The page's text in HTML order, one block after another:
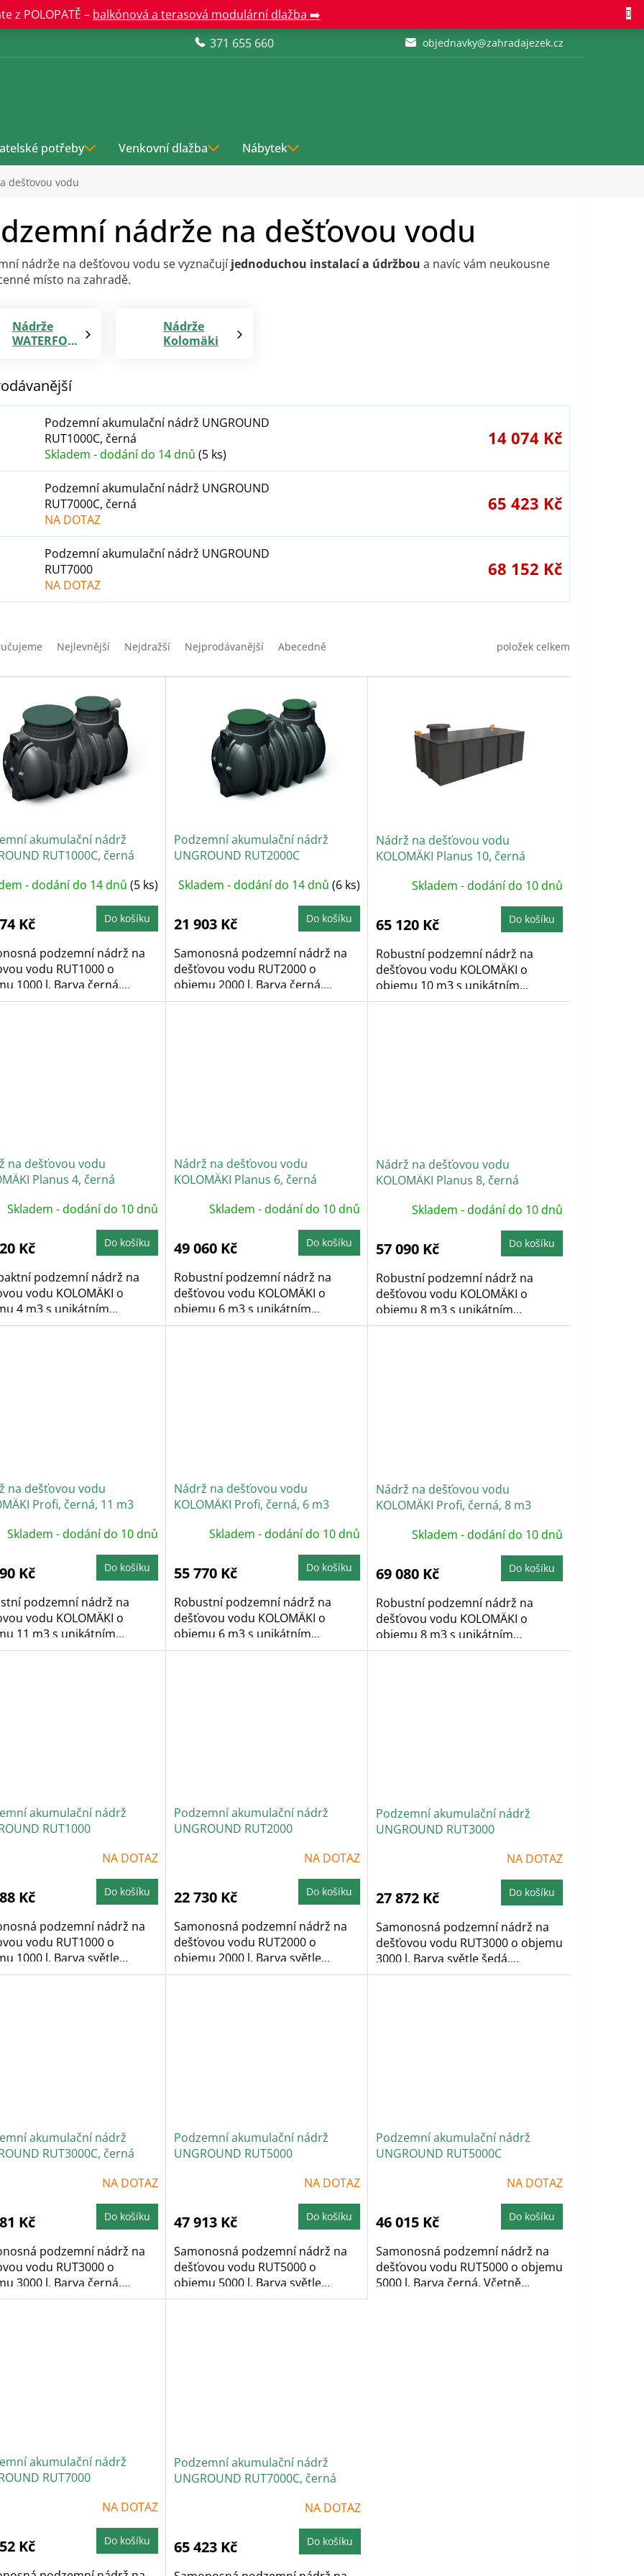
z POLOPATĚ – balkónová a terasová modulární dlažba ➡️
371 655 660
objednavky@zahradajezek.cz
potřeby Venkovní dlažba Nábytek
dešťovou vodu
nádrže na dešťovou vodu
nádrže na dešťovou vodu se vyznačujíjednoduchou instalací a údržbou a navíc vám neukousne
místo na zahradě.
Nádrže
WATERFORM
Nádrže
Kolomäki
Podzemní akumulační nádrž UNGROUND
RUT1000C, černá
Skladem - dodání do 14 dnů (5 ks)
14 074 Kč
Podzemní akumulační nádrž UNGROUND
RUT7000C, černá
NA DOTAZ
65 423 Kč
Podzemní akumulační nádrž UNGROUND
RUT7000
NA DOTAZ
68 152 Kč
Nejlevnější Nejdražší Nejprodávanější Abecedně položek celkem
akumulační nádrž
RUT1000C, černá
- dodání do 14 dnů (5 ks)
Kč Do košíku
podzemní nádrž na
vodu RUT1000 o
1000 l. Barva černá.
Podzemní akumulační nádrž
UNGROUND RUT2000C
Skladem - dodání do 14 dnů (6 ks)
21 903 Kč Do košíku
Samonosná podzemní nádrž na
dešťovou vodu RUT2000 o
objemu 2000 l. Barva černá.
Včetně...
Nádrž na dešťovou vodu
KOLOMÄKI Planus 10, černá
Skladem - dodání do 10 dnů
65 120 Kč Do košíku
Robustní podzemní nádrž na
dešťovou vodu KOLOMÄKI o
objemu 10 m3 s unikátním...
na dešťovou vodu
Planus 4, černá
Skladem - dodání do 10 dnů
Kč Do košíku
podzemní nádrž na
vodu KOLOMÄKI o
4 m3 s unikátním...
Nádrž na dešťovou vodu
KOLOMÄKI Planus 6, černá
Skladem - dodání do 10 dnů
49 060 Kč Do košíku
Robustní podzemní nádrž na
dešťovou vodu KOLOMÄKI o
objemu 6 m3 s unikátním...
Nádrž na dešťovou vodu
KOLOMÄKI Planus 8, černá
Skladem - dodání do 10 dnů
57 090 Kč Do košíku
Robustní podzemní nádrž na
dešťovou vodu KOLOMÄKI o
objemu 8 m3 s unikátním...
na dešťovou vodu
Profi, černá, 11 m3
Skladem - dodání do 10 dnů
Kč Do košíku
podzemní nádrž na
vodu KOLOMÄKI o
11 m3 s unikátním...
Nádrž na dešťovou vodu
KOLOMÄKI Profi, černá, 6 m3
Skladem - dodání do 10 dnů
55 770 Kč Do košíku
Robustní podzemní nádrž na
dešťovou vodu KOLOMÄKI o
objemu 6 m3 s unikátním...
Nádrž na dešťovou vodu
KOLOMÄKI Profi, černá, 8 m3
Skladem - dodání do 10 dnů
69 080 Kč Do košíku
Robustní podzemní nádrž na
dešťovou vodu KOLOMÄKI o
objemu 8 m3 s unikátním...
akumulační nádrž
RUT1000
NA DOTAZ
Kč Do košíku
podzemní nádrž na
vodu RUT1000 o
1000 l. Barva světle
Podzemní akumulační nádrž
UNGROUND RUT2000
NA DOTAZ
22 730 Kč Do košíku
Samonosná podzemní nádrž na
dešťovou vodu RUT2000 o
objemu 2000 l. Barva světle
šedá....
Podzemní akumulační nádrž
UNGROUND RUT3000
NA DOTAZ
27 872 Kč Do košíku
Samonosná podzemní nádrž na
dešťovou vodu RUT3000 o objemu
3000 l. Barva světle šedá....
akumulační nádrž
RUT3000C, černá
NA DOTAZ
Kč Do košíku
podzemní nádrž na
vodu RUT3000 o
3000 l. Barva černá.
Podzemní akumulační nádrž
UNGROUND RUT5000
NA DOTAZ
47 913 Kč Do košíku
Samonosná podzemní nádrž na
dešťovou vodu RUT5000 o
objemu 5000 l. Barva světle
šedá....
Podzemní akumulační nádrž
UNGROUND RUT5000C
NA DOTAZ
46 015 Kč Do košíku
Samonosná podzemní nádrž na
dešťovou vodu RUT5000 o objemu
5000 l. Barva černá. Včetně...
akumulační nádrž
RUT7000
NA DOTAZ
Kč Do košíku
Podzemní akumulační nádrž
UNGROUND RUT7000C, černá
NA DOTAZ
65 423 Kč Do košíku